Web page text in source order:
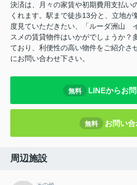
決済は、月々の家賃や初期費用支払い
くれます。駅まで徒歩13分と、立地
度見ていただきたい、「ルーダ洲山
スメの賃貸物件はいかがでしょうか？
ており、利便性の高い物件をご紹介さ
にお問い合わせ下さい。
無料 LINEからお
無料 お問い
周辺施設